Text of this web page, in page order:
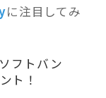
に注目してみ
フトバン
ト！